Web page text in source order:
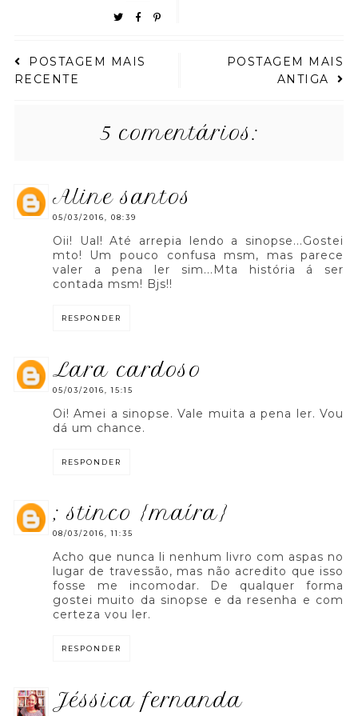
POSTAGEM MAIS
RECENTE
POSTAGEM MAIS
ANTIGA
5 comentários:
aline santos
05/03/2016, 08:39
Oii! Ual! Até arrepia lendo a sinopse...Gostei
mto! Um pouco confusa msm, mas parece
valer a pena ler sim...Mta história á ser
contada msm! Bjs!!
RESPONDER
lara cardoso
05/03/2016, 15:15
Oi! Amei a sinopse. Vale muita a pena ler. Vou
dá um chance.
RESPONDER
; stinco {maíra}
08/03/2016, 11:35
Acho que nunca li nenhum livro com aspas no
lugar de travessão, mas não acredito que isso
fosse me incomodar. De qualquer forma
gostei muito da sinopse e da resenha e com
certeza vou ler.
RESPONDER
jéssica fernanda